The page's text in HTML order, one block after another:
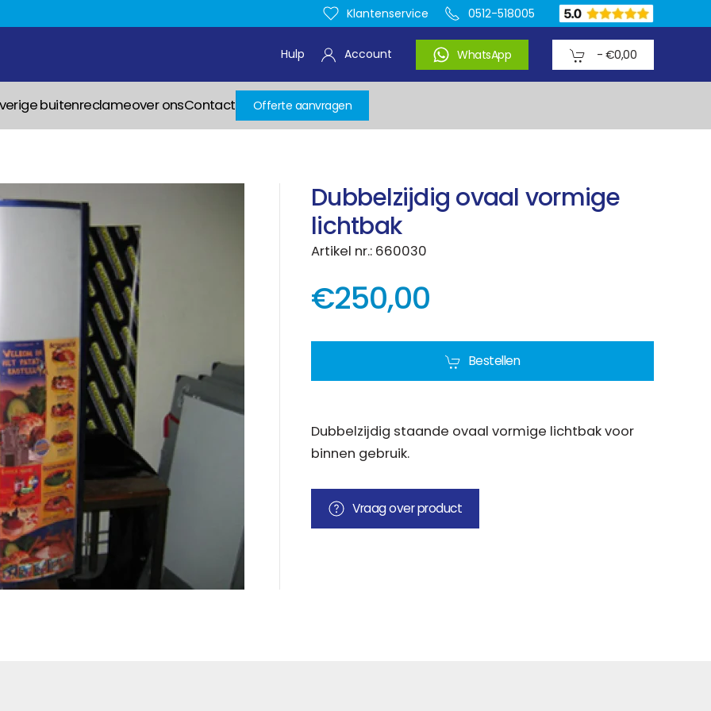
Klantenservice 0512-518005
Hulp Account WhatsApp - €0,00
buitenreclameover onsContact Offerte aanvragen
Dubbelzijdig ovaal vormige
lichtbak
Artikel nr.: 660030
€250,00
Bestellen
Dubbelzijdig staande ovaal vormige lichtbak voor
binnen gebruik.
Vraag over product